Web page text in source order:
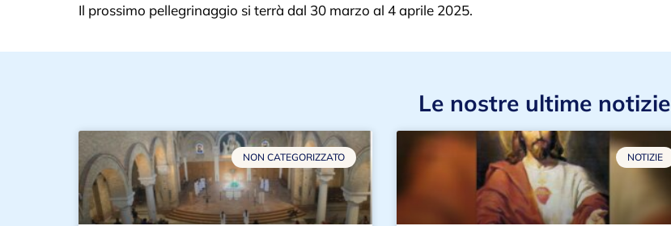
Il prossimo pellegrinaggio si terrà dal 30 marzo al 4 aprile 2025.
Le nostre ultime notizie
NON CATEGORIZZATO NOTIZIE